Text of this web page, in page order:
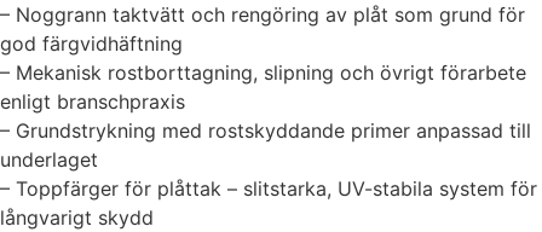
– Noggrann taktvätt och rengöring av plåt som grund för
god färgvidhäftning
– Mekanisk rostborttagning, slipning och övrigt förarbete
enligt branschpraxis
– Grundstrykning med rostskyddande primer anpassad till
underlaget
– Toppfärger för plåttak – slitstarka, UV-stabila system för
långvarigt skydd